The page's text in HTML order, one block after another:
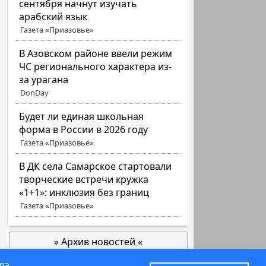
сентября начнут изучать
арабский язык
Газета «Приазовье»
В Азовском районе ввели режим
ЧС регионального характера из-
за урагана
DonDay
Будет ли единая школьная
форма в России в 2026 году
Газета «Приазовье»
В ДК села Самарское стартовали
творческие встречи кружка
«1+1»: инклюзия без границ
Газета «Приазовье»
» Архив новостей «
позже